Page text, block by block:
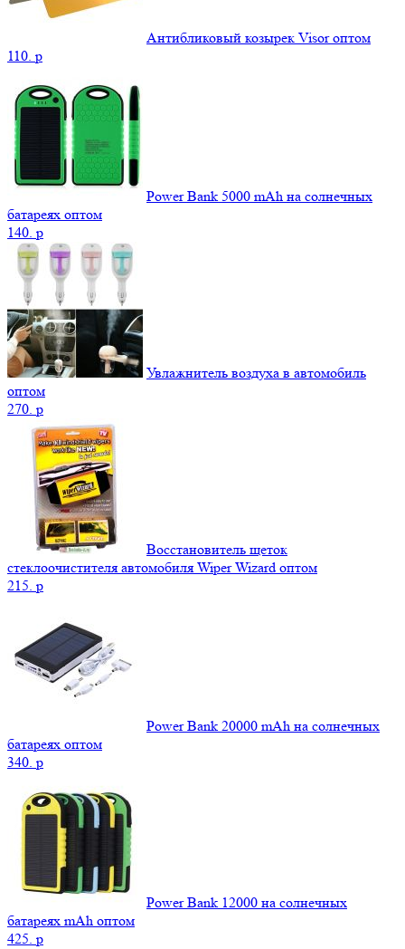
Антибликовый козырек Visor оптом
110. p
Power Bank 5000 mAh на солнечных
батареях оптом
140. p
Увлажнитель воздуха в автомобиль
оптом
270. p
Восстановитель щеток
стеклоочистителя автомобиля Wiper Wizard оптом
215. p
Power Bank 20000 mAh на солнечных
батареях оптом
340. p
Power Bank 12000 на солнечных
батареях mAh оптом
425. p